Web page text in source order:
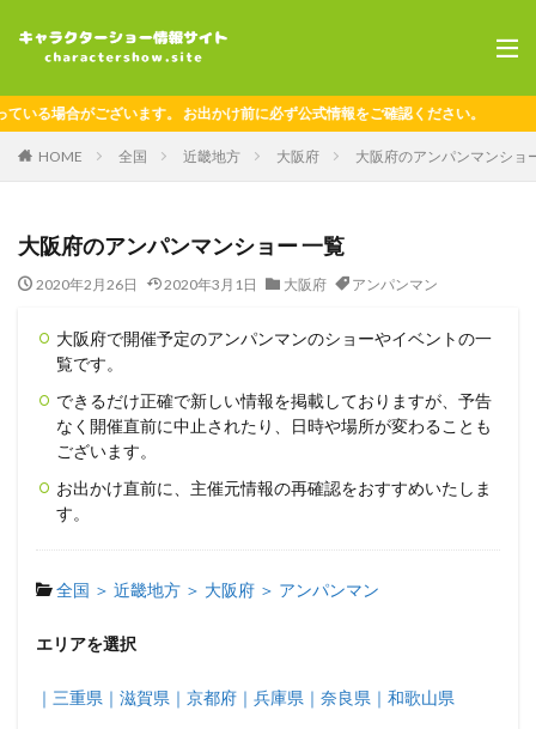
がございます。 お出かけ前に必ず公式情報をご確認ください。
HOME 全国 近畿地方 大阪府 大阪府のアンパンマンショ
大阪府のアンパンマンショー 一覧
2020年2月26日 2020年3月1日 大阪府 アンパンマン
大阪府で開催予定のアンパンマンのショーやイベントの一
覧です。
できるだけ正確で新しい情報を掲載しておりますが、予告
なく開催直前に中止されたり、日時や場所が変わることも
ございます。
お出かけ直前に、主催元情報の再確認をおすすめいたしま
す。
全国 ＞ 近畿地方 ＞ 大阪府 ＞ アンパンマン
エリアを選択
｜三重県 ｜滋賀県 ｜京都府 ｜兵庫県 ｜奈良県 ｜和歌山県